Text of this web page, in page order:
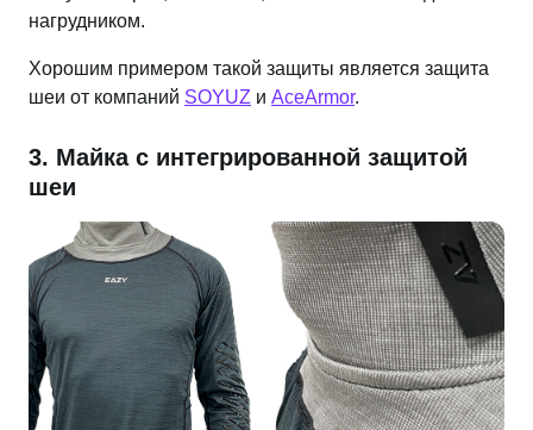
нагрудником.
Хорошим примером такой защиты является защита
шеи от компаний SOYUZ и AceArmor.
3. Майка с интегрированной защитой
шеи